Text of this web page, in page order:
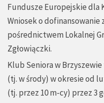
Fundusze Europejskie dla
Wniosek o dofinansowanie
pośrednictwem Lokalnej
Zgłowiączki.
Klub Seniora w
(tj. w środy) w okresie od
(tj. przez 10 m-cy) przez 3